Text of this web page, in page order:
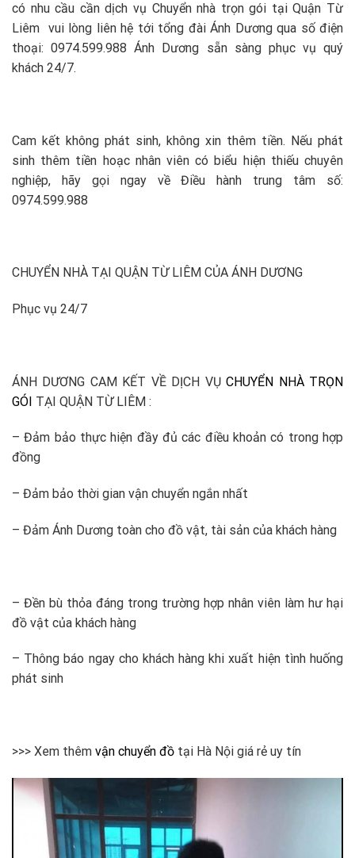
có nhu cầu cần dịch vụ Chuyển nhà trọn gói tại Quận Từ
Liêm vui lòng liên hệ tới tổng đài Ánh Dương qua số điện
thoại: 0974.599.988 Ánh Dương sẵn sàng phục vụ quý
khách 24/7.
Cam kết không phát sinh, không xin thêm tiền. Nếu phát
sinh thêm tiền hoạc nhân viên có biểu hiện thiếu chuyên
nghiệp, hãy gọi ngay về Điều hành trung tâm số:
0974.599.988
CHUYỂN NHÀ TẠI QUẬN TỪ LIÊM CỦA ÁNH DƯƠNG
Phục vụ 24/7
ÁNH DƯƠNG CAM KẾT VỀ DỊCH VỤCHUYỂN NHÀ TRỌN
GÓI TẠI QUẬN TỪ LIÊM :
– Đảm bảo thực hiện đầy đủ các điều khoản có trong hợp
đồng
– Đảm bảo thời gian vận chuyển ngắn nhất
– Đảm Ánh Dương toàn cho đồ vật, tài sản của khách hàng
– Đền bù thỏa đáng trong trường hợp nhân viên làm hư hại
đồ vật của khách hàng
– Thông báo ngay cho khách hàng khi xuất hiện tình huống
phát sinh
>>> Xem thêm vận chuyển đồ tại Hà Nội giá rẻ uy tín